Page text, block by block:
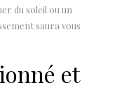
du soleil ou un
saura vous
et